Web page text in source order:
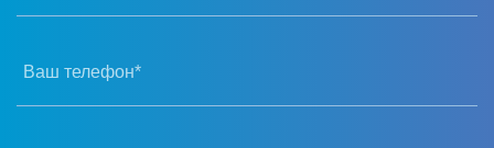
Ваш телефон*